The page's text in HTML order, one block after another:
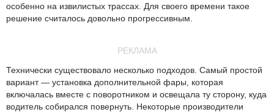
особенно на извилистых трассах. Для своего времени такое
решение считалось довольно прогрессивным.
РЕКЛАМА
Технически существовало несколько подходов. Самый простой
вариант — установка дополнительной фары, которая
включалась вместе с поворотником и освещала ту сторону, куда
водитель собирался повернуть. Некоторые производители